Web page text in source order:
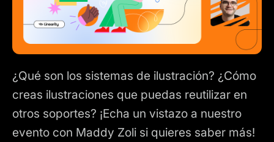
¿Qué son los sistemas de ilustración? ¿Cómo
creas ilustraciones que puedas reutilizar en
otros soportes? ¡Echa un vistazo a nuestro
evento con Maddy Zoli si quieres saber más!